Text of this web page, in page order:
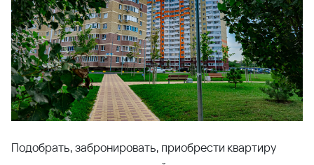
Заказать
консультацию
эксперта по
недвижимости